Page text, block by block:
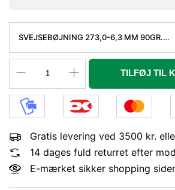
SVEJSEBØJNING 273,0-6,3 MM 90GR.
A, 3D
TILFØJ TIL
Gratis levering ved 3500 kr.
14 dages fuld returret efter
E-mærket sikker shopping